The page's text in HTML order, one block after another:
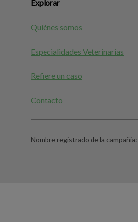
Explorar
Quiénes somos
Especialidades Veterinarias
Refiere un caso
Contacto
Nombre registrado de la campañia: